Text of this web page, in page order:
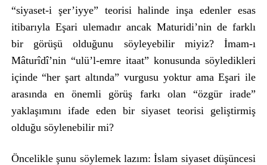
“siyaset-i şer’iyye” teorisi halinde inşa edenler esas
itibarıyla Eşari ulemadır ancak Maturidi’nin de farklı
bir görüşü olduğunu söyleyebilir miyiz? İmam-ı
Mâturîdî’nin “ulü’l-emre itaat” konusunda söyledikleri
içinde “her şart altında” vurgusu yoktur ama Eşari ile
arasında en önemli görüş farkı olan “özgür irade”
yaklaşımını ifade eden bir siyaset teorisi geliştirmiş
olduğu söylenebilir mi?
Öncelikle şunu söylemek lazım: İslam siyaset düşüncesi